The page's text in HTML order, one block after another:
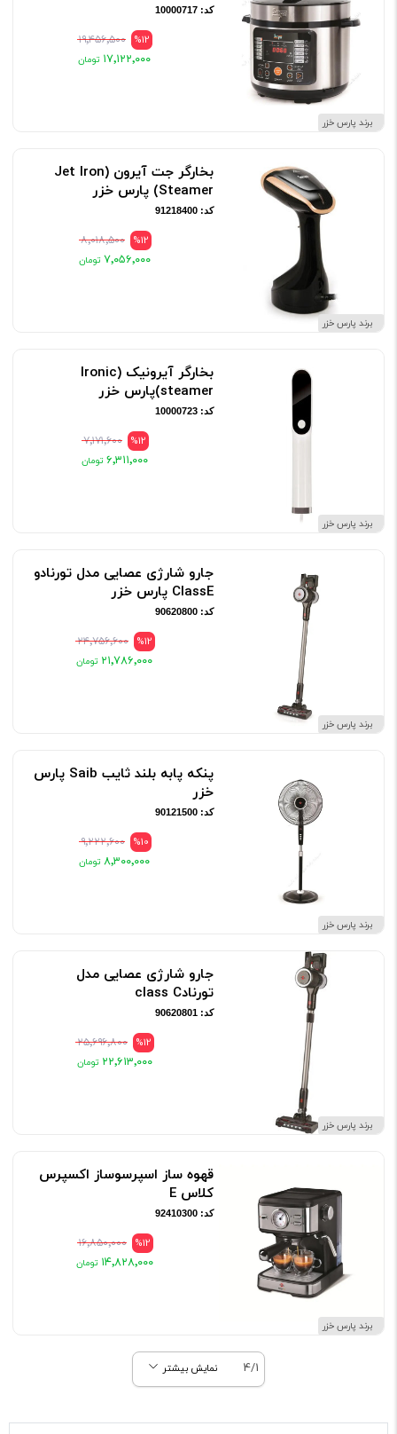
برند پارس خزر
کد: 10000717
%12 ۱۹٬۴۵۶٬۵۰۰
۱۷٬۱۲۲٬۰۰۰
برند پارس خزر
بخارگر جت آیرون (Jet Iron
Steamer) پارس خزر
کد: 91218400
%12 ۸٬۰۱۸٬۵۰۰
۷٬۰۵۶٬۰۰۰
برند پارس خزر
بخارگر آیرونیک (Ironic
steamer)پارس خزر
کد: 10000723
%12 ۷٬۱۷۱٬۶۰۰
۶٬۳۱۱٬۰۰۰
برند پارس خزر
جارو شارژی عصایی مدل تورنادو
ClassE پارس خزر
کد: 90620800
%12 ۲۴٬۷۵۶٬۶۰۰
۲۱٬۷۸۶٬۰۰۰
برند پارس خزر
پنکه پابه بلند ثایب Saib پارس
خزر
کد: 90121500
%10 ۹٬۲۲۲٬۶۰۰
۸٬۳۰۰٬۰۰۰
برند پارس خزر
جارو شارژی عصایی مدل
تورنادclass C
کد: 90620801
%12 ۲۵٬۶۹۶٬۸۰۰
۲۲٬۶۱۳٬۰۰۰
برند پارس خزر
قهوه ساز اسپرسوساز اكسپرس
كلاس E
کد: 92410300
%12 ۱۶٬۸۵۰٬۰۰۰
۱۴٬۸۲۸٬۰۰۰
4/1 نمایش بیشتر